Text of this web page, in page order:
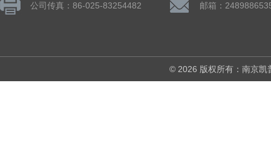
公司传真：86-025-83254482 邮箱：
© 2026 版权所有：南京